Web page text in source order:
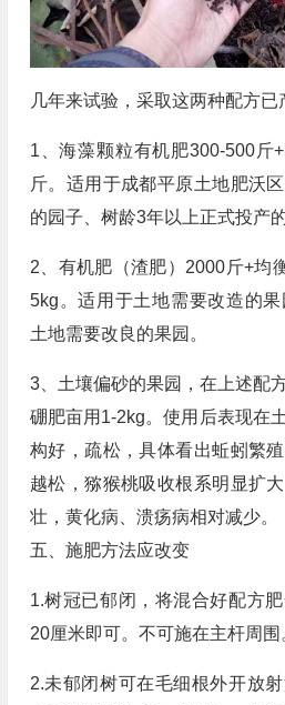
几年来试验，采取这两种配方已
1、海藻颗粒有机肥300-500斤
斤。适用于成都平原土地肥沃
的园子、树龄3年以上正式投产的
2、有机肥（渣肥）2000斤+均
5kg。适用于土地需要改造的
土地需要改良的果园。
3、土壤偏砂的果园，在上述配
硼肥亩用1-2kg。使用后表现在
构好，疏松，具体看出蚯蚓繁
越松，猕猴桃吸收根系明显扩
壮，黄化病、溃疡病相对减少。
五、施肥方法应改变
1.树冠已郁闭，将混合好配方
20厘米即可。不可施在主杆周围
2.未郁闭树可在毛细根外开放